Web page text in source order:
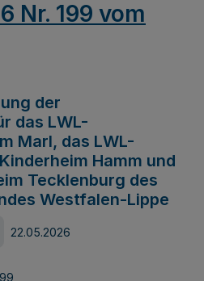
Nr. 199 vom
der
das LWL-
Marl, das LWL-
Hamm und
Tecklenburg des
Westfalen-Lippe
22.05.2026